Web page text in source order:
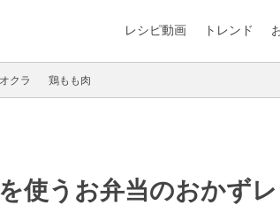
レシピ動画 トレンド
オクラ 鶏もも肉
使うお弁当のおかず